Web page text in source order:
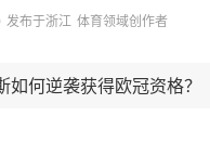
发布于浙江 体育领域创作者
如何逆袭获得欧冠资格？